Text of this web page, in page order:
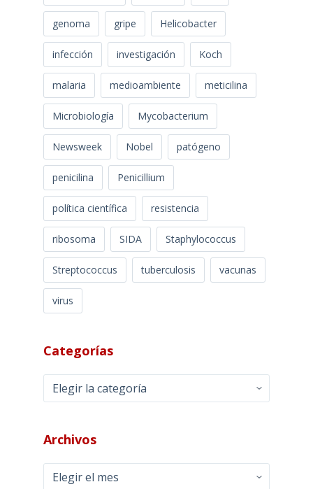
genoma gripe Helicobacter
infección investigación Koch
malaria medioambiente meticilina
Microbiología Mycobacterium
Newsweek Nobel patógeno
penicilina Penicillium
política científica resistencia
ribosoma SIDA Staphylococcus
Streptococcus tuberculosis vacunas
virus
Categorías
Categorías
Archivos
Archivos